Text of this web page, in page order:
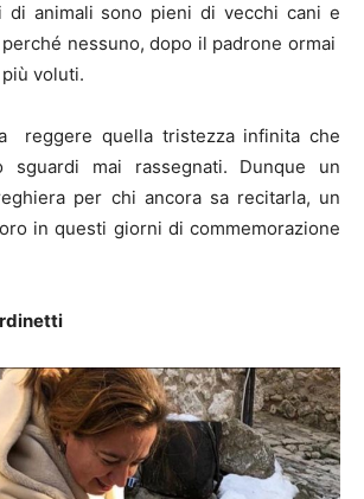
di animali sono pieni di vecchi cani e
nessuno, dopo il padrone ormai
voluti.
reggere quella tristezza infinita che
sguardi mai rassegnati. Dunque un
per chi ancora sa recitarla, un
in questi giorni di commemorazione